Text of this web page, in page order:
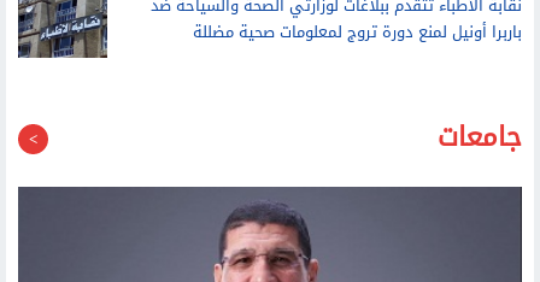
نقابة الأطباء تتقدم ببلاغات لوزارتي الصحة والسياحة ضد
باربرا أونيل لمنع دورة تروج لمعلومات صحية مضللة
جامعات